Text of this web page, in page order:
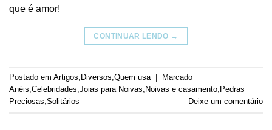
que é amor!
CONTINUAR LENDO →
Postado em Artigos Diversos Quem usa
Marcado
Anéis Celebridades Joias para Noivas Noivas e casamento Pedras
Preciosas Solitários Deixe um comentário